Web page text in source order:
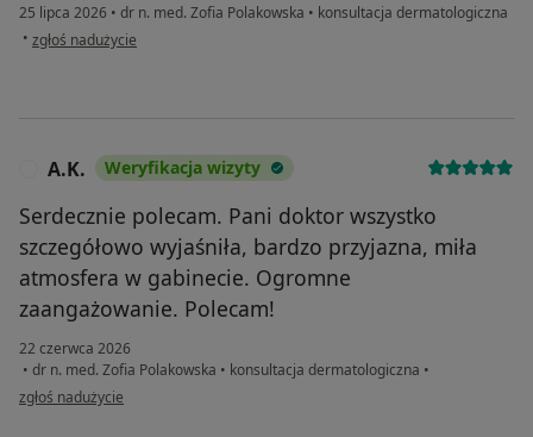
25 lipca 2026 • dr n. med. Zofia Polakowska • konsultacja dermatologiczna
• w opinii użytkownika Natalia
zgłoś nadużycie
A.K. Weryfikacja wizyty
Serdecznie polecam. Pani doktor wszystko
szczegółowo wyjaśniła, bardzo przyjazna, miła
atmosfera w gabinecie. Ogromne
zaangażowanie. Polecam!
22 czerwca 2026
• dr n. med. Zofia Polakowska • konsultacja dermatologiczna •
w opinii użytkownika A.K.
zgłoś nadużycie